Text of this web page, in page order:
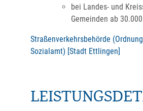
bei Landes- und
Gemeinden ab
Straßenverkehrsbehörde
Sozialamt) [Stadt Ettlingen]